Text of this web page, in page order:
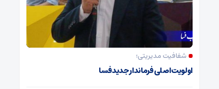
شفافیت مدیریتی؛
اولویت اصلی فرماندار جدید فسا